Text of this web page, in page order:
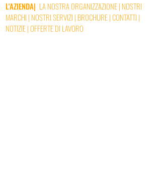
L'AZIENDA| LA NOSTRA ORGANIZZAZIONE| NOSTRI
MARCHI | NOSTRI SERVIZI | BROCHURE|CONTATTI |
NOTIZIE|OFFERTE DI LAVORO